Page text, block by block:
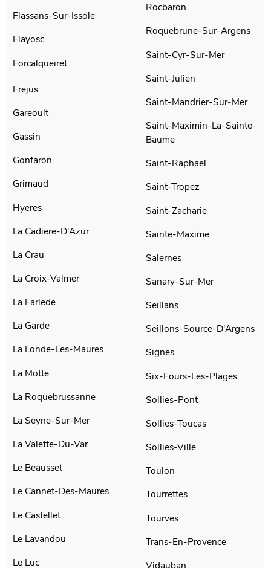
Flassans-Sur-Issole
Flayosc
Forcalqueiret
Frejus
Gareoult
Gassin
Gonfaron
Grimaud
Hyeres
La Cadiere-D'Azur
La Crau
La Croix-Valmer
La Farlede
La Garde
La Londe-Les-Maures
La Motte
La Roquebrussanne
La Seyne-Sur-Mer
La Valette-Du-Var
Le Beausset
Le Cannet-Des-Maures
Le Castellet
Le Lavandou
Le Luc
Rocbaron
Roquebrune-Sur-Argens
Saint-Cyr-Sur-Mer
Saint-Julien
Saint-Mandrier-Sur-Mer
Saint-Maximin-La-Sainte-
Baume
Saint-Raphael
Saint-Tropez
Saint-Zacharie
Sainte-Maxime
Salernes
Sanary-Sur-Mer
Seillans
Seillons-Source-D'Argens
Signes
Six-Fours-Les-Plages
Sollies-Pont
Sollies-Toucas
Sollies-Ville
Toulon
Tourrettes
Tourves
Trans-En-Provence
Vidauban